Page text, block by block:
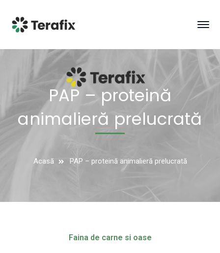
PAP – proteină
animalieră prelucrată
Acasă PAP – proteină animalieră prelucrată
Faina de carne si oase